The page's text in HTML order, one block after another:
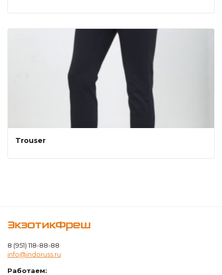
Trouser
ЭкзотикФреш
8 (951) 118-88-88
info@indoruss.ru
Работаем: